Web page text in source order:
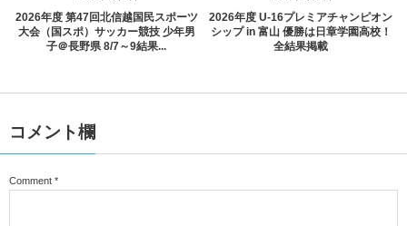
2026年度 第47回北信越国民スポーツ
大会（国スポ）サッカー競技 少年男
子＠長野県 8/7～9結果...
2026年度 U-16プレミアチャンピオン
シップ in 富山 優勝は日章学園高校！
全結果掲載
コメント欄
Comment *